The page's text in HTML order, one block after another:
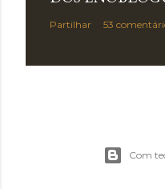
Partilhar 53
Com